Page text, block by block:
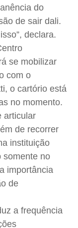
do
de sair dali.
declara.
se mobilizar
com o
o cartório está
no momento.
articular
de recorrer
instituição
somente no
importância
de
a frequência